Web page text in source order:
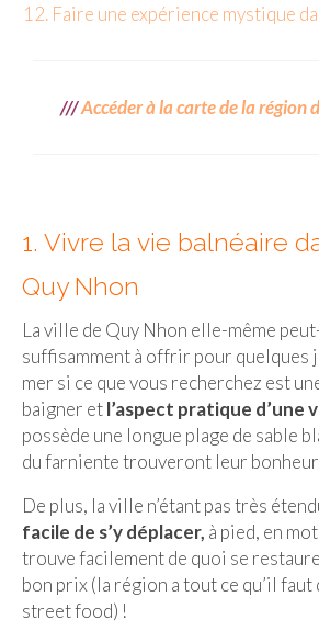
Mont Fuji
Tokyo
Penang
Singapour
Vietnam
Baie d’Halong
Hanoi
Mai Chau
Mu Cang Chai
Ninh Binh
12. Faire une expérience mystique
///Accéder à la carte de la région
1. Vivre la vie balnéaire
Quy Nhon
La ville de Quy Nhon elle-même
suffisamment à offrir pour quelques
mer si ce que vous recherchez est
baigner etl’aspect pratique d’une
possède une longue plage de sable
du farniente trouveront leur
De plus, la ville n’étant pas très
facile de s’y déplacer, à pied, en
trouve facilement de quoi se
bon prix (la région a tout ce qu’il
street food) !